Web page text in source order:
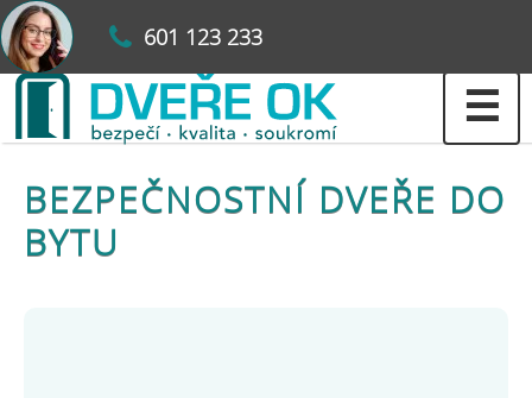
601 123 233
☰
BEZPEČNOSTNÍ DVEŘE DO
BYTU